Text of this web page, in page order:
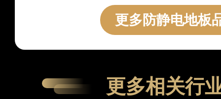
更多防静电地板
更多相关行